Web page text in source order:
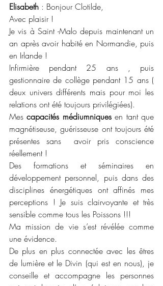
Elisabeth : Bonjour Clotilde,
Avec plaisir !
Je vis à Saint -Malo depuis maintenant un
an après avoir habité en Normandie, puis
en Irlande !
Infirmière pendant 25 ans , puis
gestionnaire de collège pendant 15 ans (
deux univers différents mais pour moi les
relations ont été toujours privilégiées).
Mes capacités médiumniques en tant que
magnétiseuse, guérisseuse ont toujours été
présentes sans  avoir pris conscience
réellement !
Des formations et séminaires en
développement personnel, puis dans des
disciplines énergétiques ont affinés mes
perceptions ! Je suis clairvoyante et très
sensible comme tous les Poissons !!!
Ma mission de vie s’est révélée comme
une évidence.
De plus en plus connectée avec les êtres
de lumière et le Divin (qui est en nous), je
conseille et accompagne les personnes